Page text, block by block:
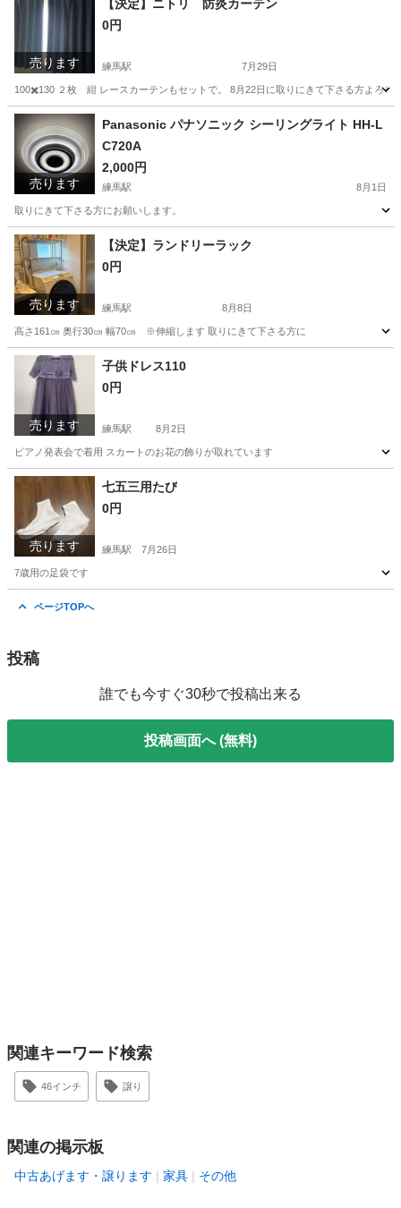
売ります
【決定】ニトリ 防炎カーテン
0円
練馬駅 7月29日
100✖️130 ２枚 紺 レースカーテンもセットで。 8月22日に取りにきて下さる方よろし
東京 練馬区 カーテン、ブラインド カーテン
売ります
Panasonic パナソニック シーリングライト HH-L
C720A
2,000円
練馬駅 8月1日
取りにきて下さる方にお願いします。
東京 練馬区 練馬駅 照明器具
売ります
【決定】ランドリーラック
0円
練馬駅 8月8日
高さ161㎝ 奥行30㎝ 幅70㎝ ※伸縮します 取りにきて下さる方に
東京 練馬区 練馬駅
売ります
子供ドレス110
0円
練馬駅 8月2日
ピアノ発表会で着用 スカートのお花の飾りが取れています
東京 練馬区 練馬駅 キッズ用品
売ります
七五三用たび
0円
練馬駅 7月26日
7歳用の足袋です
ページTOPへ
投稿
誰でも今すぐ30秒で投稿出来る
投稿画面へ (無料)
関連キーワード検索
46インチ 譲り
関連の掲示板
中古あげます・譲ります 家具 その他